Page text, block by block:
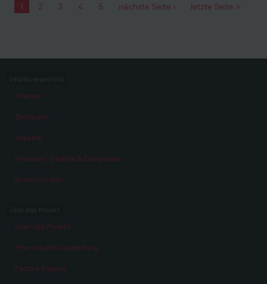
Seiten
1 2 3 4 5 nächste Seite › letzte Seite »
Themen
Zeiträume
Aspekte
Personen, Objekte & Ereignissse
Entwicklungen
Über das Projekt
Eine virtuelle Ausstellung
Facts & Figures